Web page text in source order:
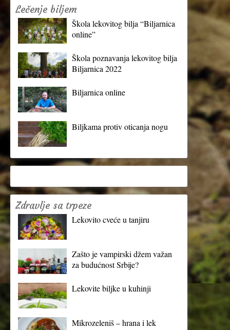
Lečenje biljem
Škola lekovitog bilja “Biljarnica
online”
Škola poznavanja lekovitog bilja
Biljarnica 2022
Biljarnica online
Biljkama protiv oticanja nogu
Zdravlje sa trpeze
Lekovito cveće u tanjiru
Zašto je vampirski džem važan
za budućnost Srbije?
Lekovite biljke u kuhinji
Mikrozeleniš – hrana i lek